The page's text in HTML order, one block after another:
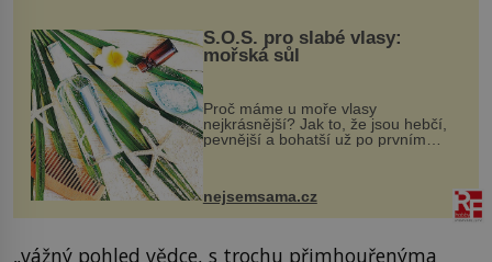
S.O.S. pro slabé vlasy:
mořská sůl
Proč máme u moře vlasy
nejkrásnější? Jak to, že jsou hebčí,
pevnější a bohatší už po prvním
vlasy. ...
nejsemsama.cz
„vážný pohled vědce, s trochu přimhouřenýma